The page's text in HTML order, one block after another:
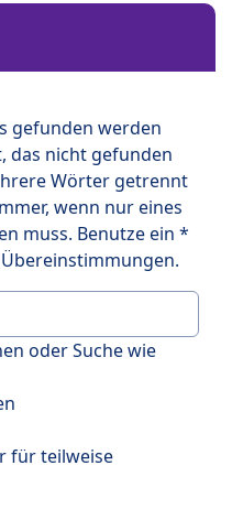
gefunden werden
das nicht gefunden
Wörter getrennt
wenn nur eines
muss. Benutze ein *
oder Suche wie
für teilweise